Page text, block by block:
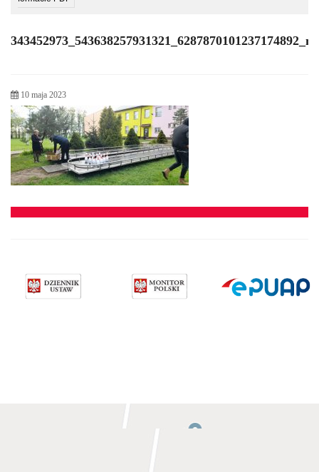
343452973_543638257931321_6287870101237174892_n
10 maja 2023